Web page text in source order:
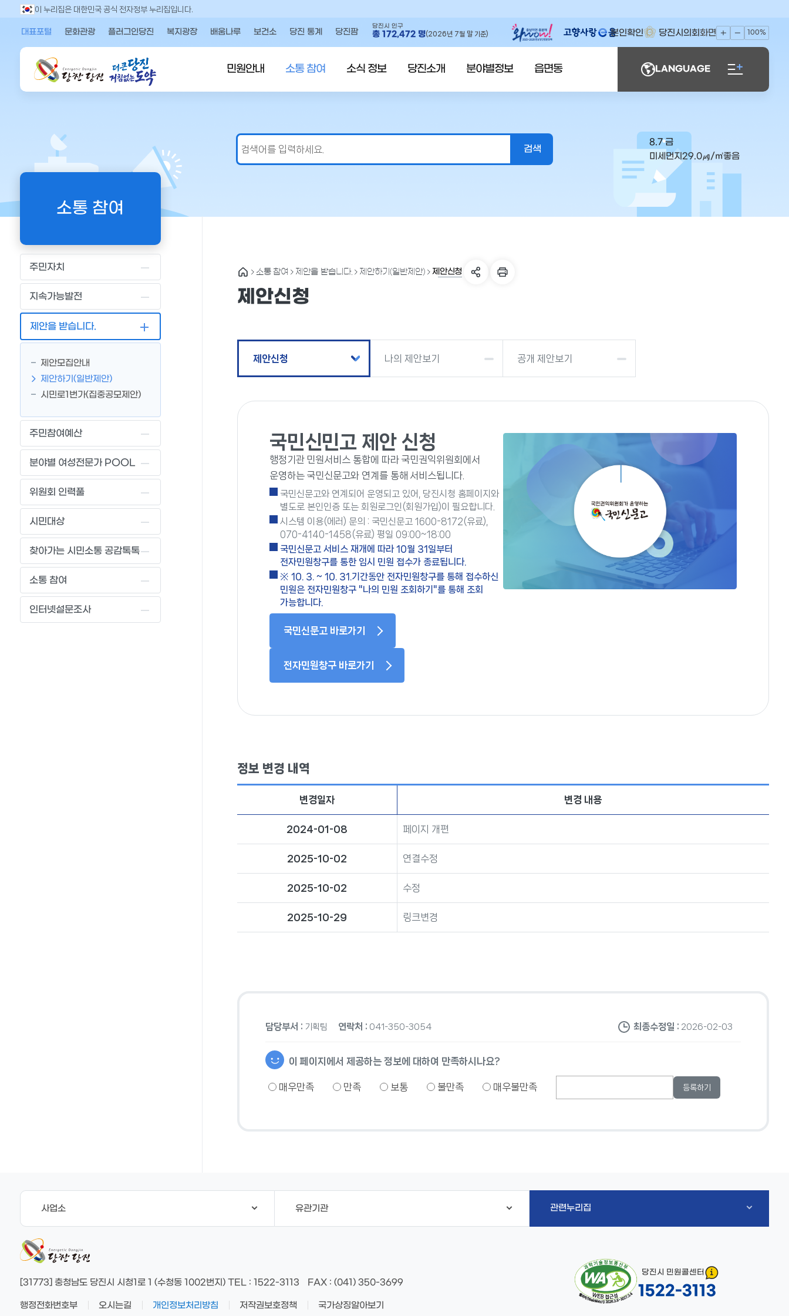
이 누리집은 대한민국 공식 전자정부 누리집입니다.
대표포털 문화관광 플러그인당진 복지광장 배움나루 보건소 당진 통계 당진팜
당진시 인구
총 172,472 명(2026년 7월 말 기준) 본인확인 당진시의회화면 100%
민원안내 소통 참여 소식 정보 당진소개 분야별정보 읍면동 LANGUAGE
8.7 금
미세먼지29.0㎍/㎥좋음
소통 참여
주민자치
지속가능발전
제안을 받습니다.
제안모집안내
제안하기(일반제안)
시민로1번가(집중공모제안)
주민참여예산
분야별 여성전문가 POOL
위원회 인력풀
시민대상
찾아가는 시민소통 공감톡톡
소통 참여
인터넷설문조사
소통 참여 제안을 받습니다. 제안하기(일반제안) 제안신청
제안신청
제안신청 나의 제안보기 공개 제안보기
국민신민고 제안 신청
행정기관 민원서비스 통합에 따라 국민권익위원회에서
운영하는 국민신문고와 연계를 통해 서비스됩니다.
국민신문고와 연계되어 운영되고 있어, 당진시청 홈페이지와
별도로 본인인증 또는 회원로그인(회원가입)이 필요합니다.
시스템 이용(에러) 문의 : 국민신문고 1600-8172(유료),
070-4140-1458(유료) 평일 09:00~18:00
국민신문고 서비스 재개에 따라 10월 31일부터
전자민원창구를 통한 임시 민원 접수가 종료됩니다.
※ 10. 3. ~ 10. 31.기간동안 전자민원창구를 통해 접수하신
민원은 전자민원창구 "나의 민원 조회하기"를 통해 조회
가능합니다.
국민신문고 바로가기
전자민원창구 바로가기
정보 변경 내역
변경일자 변경 내용
2024-01-08 페이지 개편
2025-10-02 연결수정
2025-10-02 수정
2025-10-29 링크변경
담당부서 : 기획팀 연락처 : 041-350-3054 최종수정일 : 2026-02-03
이 페이지에서 제공하는 정보에 대하여 만족하시나요?
매우만족 만족 보통 불만족 매우불만족
사업소 유관기관 관련누리집
[31773] 충청남도 당진시 시청1로 1 (수청동 1002번지) TEL: 1522-3113 FAX: (041) 350-3699
행정전화번호부 오시는길 개인정보처리방침 저작권보호정책 국가상징알아보기
당진시 민원콜센터
1522-3113